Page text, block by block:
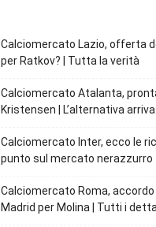
Calciomercato Lazio, offerta
per Ratkov? | Tutta la verità
Calciomercato Atalanta,
Kristensen | L’alternativa
Calciomercato Inter, ecco le
punto sul mercato nerazzurro
Calciomercato Roma, accordo
Madrid per Molina | Tutti i